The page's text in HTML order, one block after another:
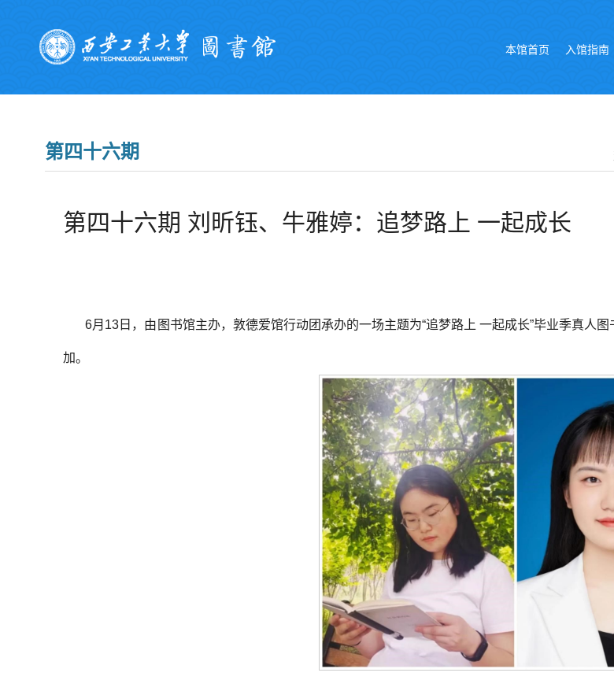
本馆首页 入馆指南
第四十六期
第四十六期 刘昕钰、牛雅婷：追梦路上 一起成长
6月13日，由图书馆主办，敦德爱馆行动团承办的一场主题为“追梦路上 一起成长”毕业季真人
加。